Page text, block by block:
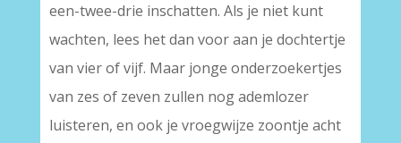
een-twee-drie inschatten. Als je niet kunt
wachten, lees het dan voor aan je dochtertje
van vier of vijf. Maar jonge onderzoekertjes
van zes of zeven zullen nog ademlozer
luisteren, en ook je vroegwijze zoontje acht